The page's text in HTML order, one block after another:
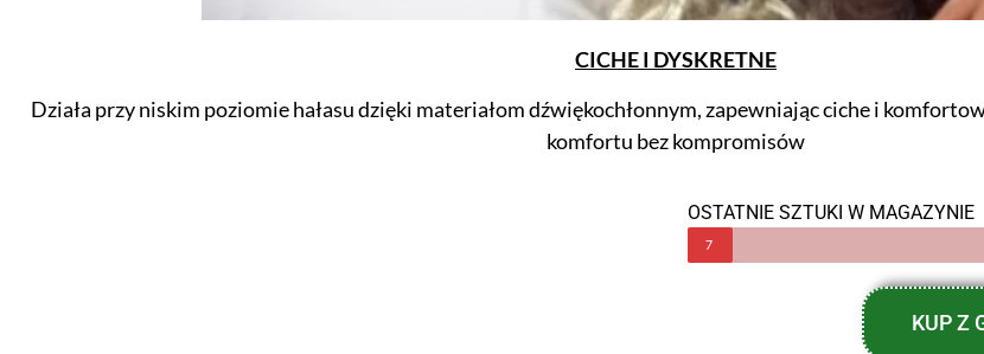
CICHE I DYSKRETNE
Działa przy niskim poziomie hałasu dzięki materiałom dźwiękochłonnym, zapewniając ciche i
komfortu bez kompromisów
OSTATNIE SZTUKI W MAGAZYNIE
7
KUP Z